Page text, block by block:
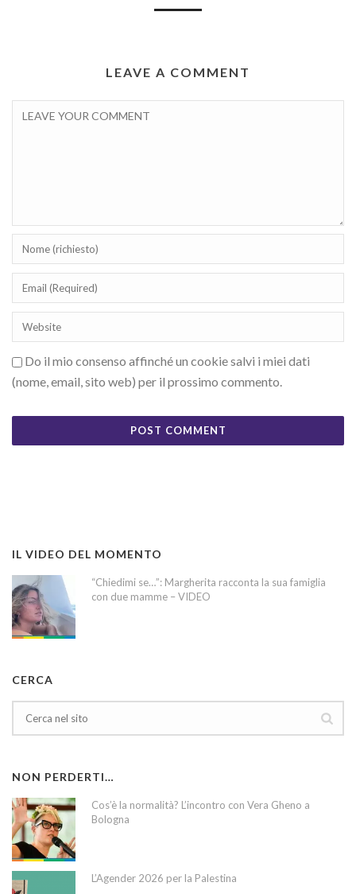
LEAVE A COMMENT
Do il mio consenso affinché un cookie salvi i miei dati
(nome, email, sito web) per il prossimo commento.
IL VIDEO DEL MOMENTO
“Chiedimi se…”: Margherita racconta la sua famiglia
con due mamme – VIDEO
CERCA
NON PERDERTI…
Cos’è la normalità? L’incontro con Vera Gheno a
Bologna
L’Agender 2026 per la Palestina